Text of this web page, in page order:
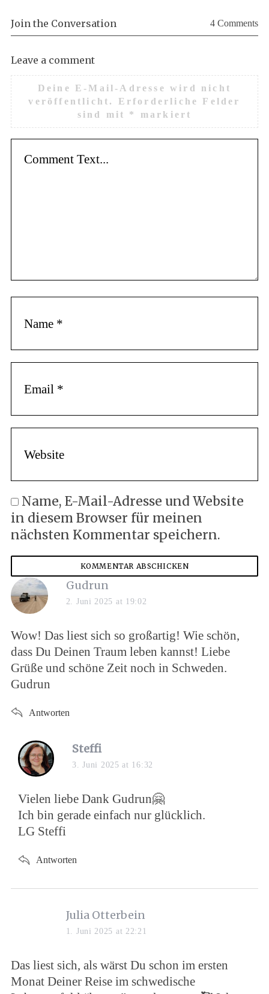
Join the Conversation 4 Comments
Leave a comment
Deine E-Mail-Adresse wird nicht
veröffentlicht.
Erforderliche Felder
sind mit * markiert
Name, E-Mail-Adresse und Website
in diesem Browser für meinen
nächsten Kommentar speichern.
Gudrun
2. Juni 2025 at 19:02
Wow! Das liest sich so großartig! Wie schön,
dass Du Deinen Traum leben kannst! Liebe
Grüße und schöne Zeit noch in Schweden.
Gudrun
Antworten
Steffi
3. Juni 2025 at 16:32
Vielen liebe Dank Gudrun🤗
Ich bin gerade einfach nur glücklich.
LG Steffi
Antworten
Julia Otterbein
1. Juni 2025 at 22:21
Das liest sich, als wärst Du schon im ersten
Monat Deiner Reise im schwedische